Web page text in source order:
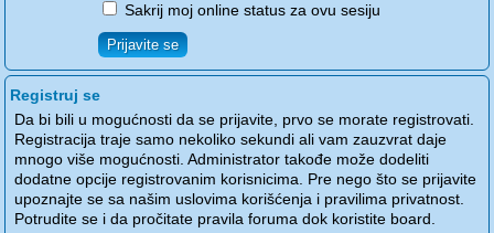
Sakrij moj online status za ovu sesiju
Registruj se
Da bi bili u mogućnosti da se prijavite, prvo se morate registrovati.
Registracija traje samo nekoliko sekundi ali vam zauzvrat daje
mnogo više mogućnosti. Administrator takođe može dodeliti
dodatne opcije registrovanim korisnicima. Pre nego što se prijavite
upoznajte se sa našim uslovima korišćenja i pravilima privatnost.
Potrudite se i da pročitate pravila foruma dok koristite board.